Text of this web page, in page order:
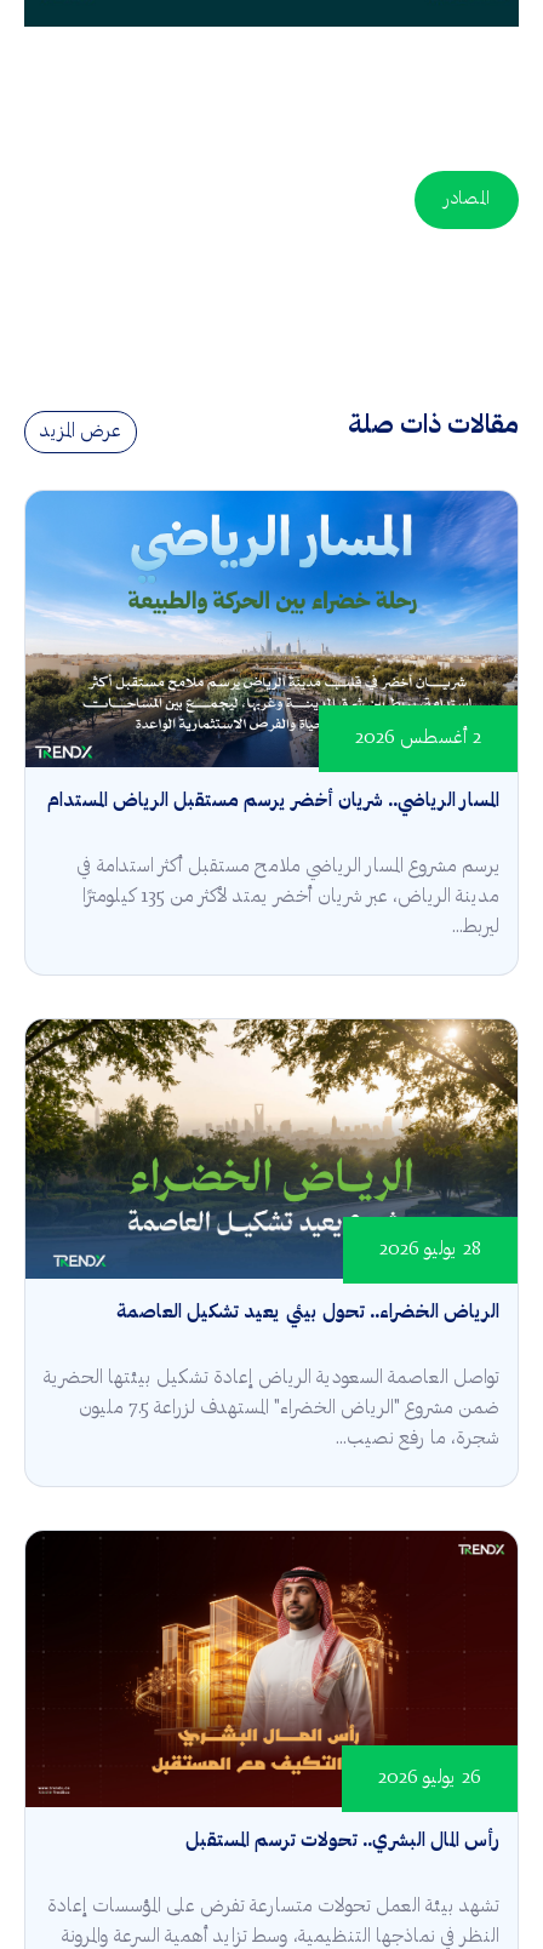
المصادر
مقالات ذات صلة عرض المزيد
المسار الرياضي.. شريان أخضر يرسم مستقبل الرياض المستدام
2 أغسطس 2026
يرسم مشروع المسار الرياضي ملامح مستقبل أكثر استدامة في
مدينة الرياض، عبر شريان أخضر يمتد لأكثر من 135 كيلومترًا
ليربط...
الرياض الخضراء.. تحول بيئي يعيد تشكيل العاصمة
28 يوليو 2026
تواصل العاصمة السعودية الرياض إعادة تشكيل بيئتها الحضرية
ضمن مشروع "الرياض الخضراء" المستهدف لزراعة 7.5 مليون
شجرة، ما رفع نصيب...
رأس المال البشري.. تحولات ترسم المستقبل
26 يوليو 2026
تشهد بيئة العمل تحولات متسارعة تفرض على المؤسسات إعادة
النظر في نماذجها التنظيمية، وسط تزايد أهمية السرعة والمرونة